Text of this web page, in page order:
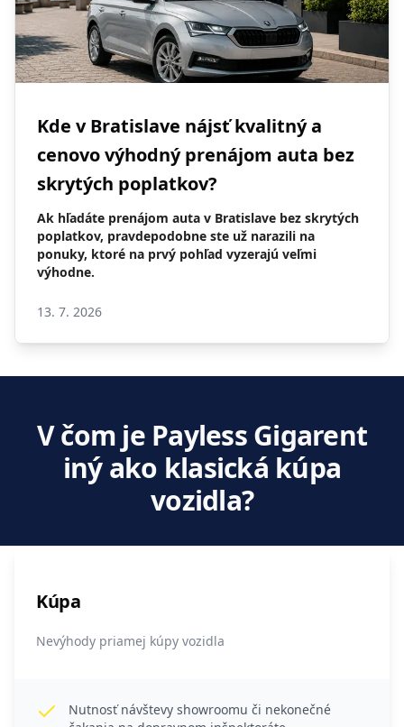
Kde v Bratislave nájsť kvalitný a
cenovo výhodný prenájom auta bez
skrytých poplatkov?
Ak hľadáte prenájom auta v Bratislave bez skrytých
poplatkov, pravdepodobne ste už narazili na
ponuky, ktoré na prvý pohľad vyzerajú veľmi
výhodne.
13. 7. 2026
V čom je Payless Gigarent
iný ako klasická kúpa
vozidla?
Kúpa
Nevýhody priamej kúpy vozidla
Nutnosť návštevy showroomu či nekonečné